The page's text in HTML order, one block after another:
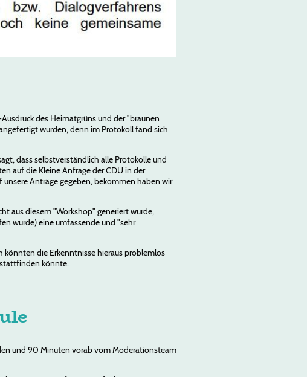
des Heimatgrüns und der "braunen
wurden, denn im Protokoll fand sich
dass selbstverständlich alle Protokolle und
auf die Kleine Anfrage der CDU in der
Anträge gegeben, bekommen haben wir
aus diesem "Workshop" generiert wurde,
wurde) eine umfassende und "sehr
könnten die Erkenntnisse hieraus problemlos
stattfinden könnte.
und 90 Minuten vorab vom Moderationsteam